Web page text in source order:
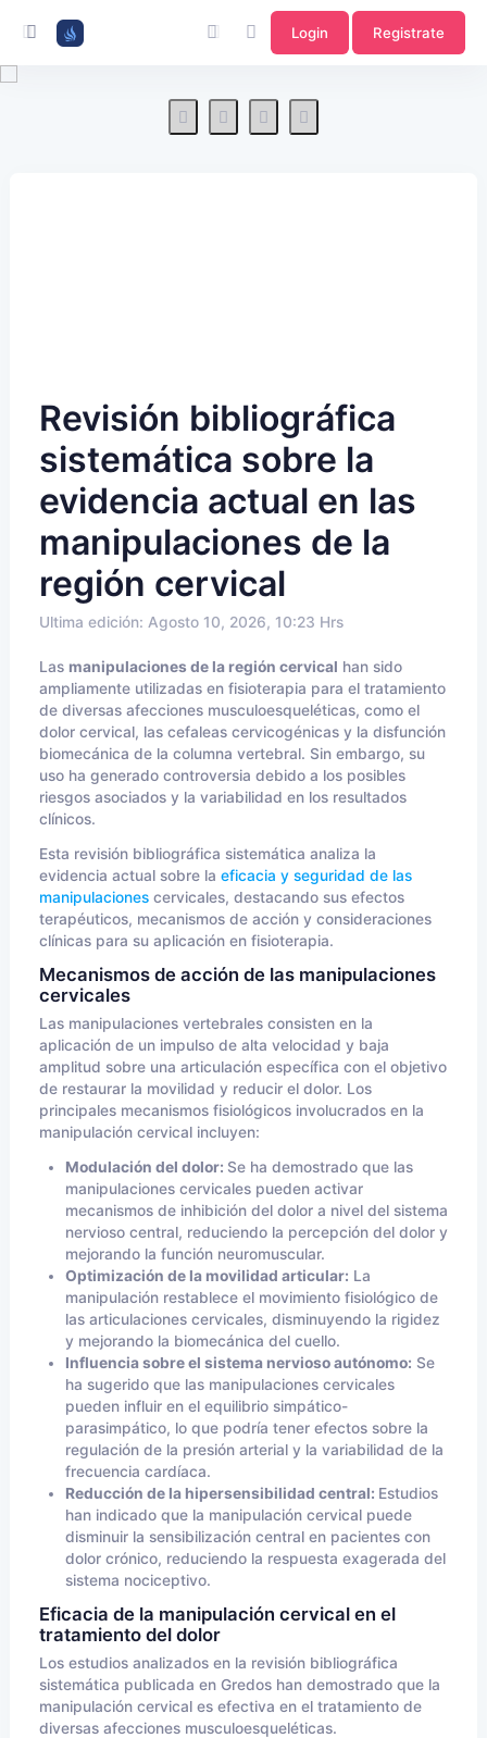
Login Registrate
Revisión bibliográfica
sistemática sobre la
evidencia actual en las
manipulaciones de la
región cervical
Ultima edición: Agosto 10, 2026, 10:23 Hrs
Las manipulaciones de la región cervical han sido
ampliamente utilizadas en fisioterapia para el tratamiento
de diversas afecciones musculoesqueléticas, como el
dolor cervical, las cefaleas cervicogénicas y la disfunción
biomecánica de la columna vertebral. Sin embargo, su
uso ha generado controversia debido a los posibles
riesgos asociados y la variabilidad en los resultados
clínicos.
Esta revisión bibliográfica sistemática analiza la
evidencia actual sobre la eficacia y seguridad de las
manipulaciones cervicales, destacando sus efectos
terapéuticos, mecanismos de acción y consideraciones
clínicas para su aplicación en fisioterapia.
Mecanismos de acción de las manipulaciones
cervicales
Las manipulaciones vertebrales consisten en la
aplicación de un impulso de alta velocidad y baja
amplitud sobre una articulación específica con el objetivo
de restaurar la movilidad y reducir el dolor. Los
principales mecanismos fisiológicos involucrados en la
manipulación cervical incluyen:
Modulación del dolor: Se ha demostrado que las
manipulaciones cervicales pueden activar
mecanismos de inhibición del dolor a nivel del sistema
nervioso central, reduciendo la percepción del dolor y
mejorando la función neuromuscular.
Optimización de la movilidad articular: La
manipulación restablece el movimiento fisiológico de
las articulaciones cervicales, disminuyendo la rigidez
y mejorando la biomecánica del cuello.
Influencia sobre el sistema nervioso autónomo: Se
ha sugerido que las manipulaciones cervicales
pueden influir en el equilibrio simpático-
parasimpático, lo que podría tener efectos sobre la
regulación de la presión arterial y la variabilidad de la
frecuencia cardíaca.
Reducción de la hipersensibilidad central: Estudios
han indicado que la manipulación cervical puede
disminuir la sensibilización central en pacientes con
dolor crónico, reduciendo la respuesta exagerada del
sistema nociceptivo.
Eficacia de la manipulación cervical en el
tratamiento del dolor
Los estudios analizados en la revisión bibliográfica
sistemática publicada en Gredos han demostrado que la
manipulación cervical es efectiva en el tratamiento de
diversas afecciones musculoesqueléticas.